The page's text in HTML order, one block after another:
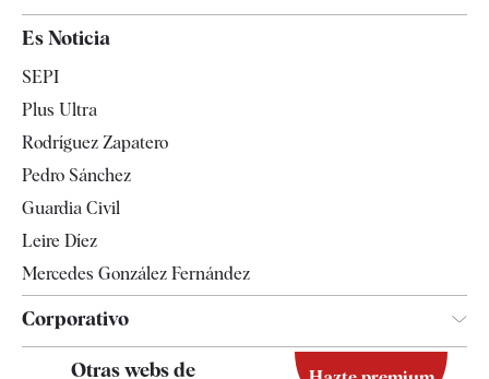
España
Televisión
Es Noticia
SEPI
Plus Ultra
Rodríguez Zapatero
Pedro Sánchez
Guardia Civil
Leire Díez
Mercedes González Fernández
Corporativo
Contacto
Otras webs de